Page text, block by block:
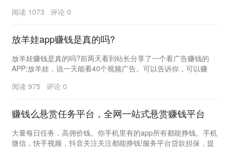
阅读 1073 评论 0
放羊娃app赚钱是真的吗?
放羊娃赚钱是真的吗?前两天看到站长分享了一个看广告赚钱的
APP;放羊娃，说一天能看40个视频广告。可以告诉你，可以赚
阅读 975 评论 0
赚钱么悬赏任务平台，全网一站式悬赏赚钱平台
大量每日任务，高佣价钱。你手机里有的app所有都能挣钱。手机
微信，快手视频，抖音关注关注都能挣钱!服务平台贷款担保，提